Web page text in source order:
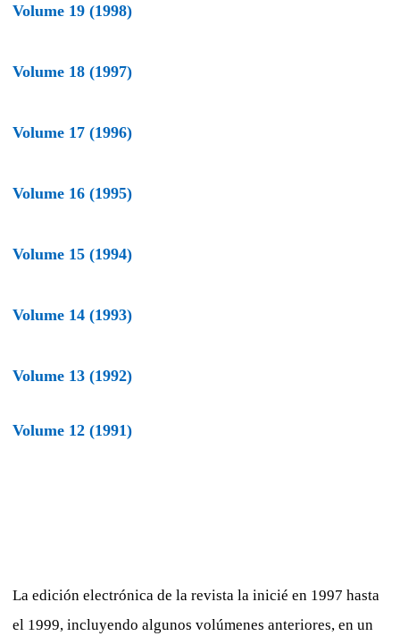
Volume 19 (1998)
Volume 18 (1997)
Volume 17 (1996)
Volume 16 (1995)
Volume 15 (1994)
Volume 14 (1993)
Volume 13 (1992)
Volume 12 (1991)
La edición electrónica de la revista la inicié en 1997 hasta
el 1999, incluyendo algunos volúmenes anteriores, en un